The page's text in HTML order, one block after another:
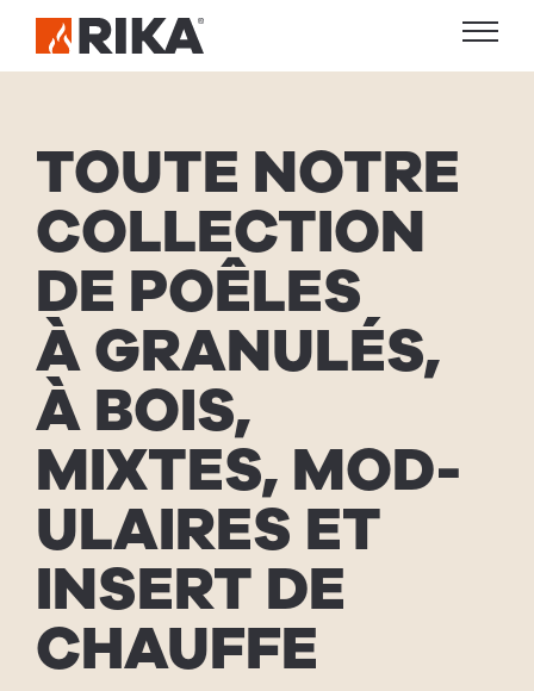
TOUTE NOTRE
COL­LEC­TION
DE POÊLES
À GRAN­ULÉS,
À BOIS,
MIXTES, MOD­
U­LAIRES ET
INSERT DE
CHAUFFE